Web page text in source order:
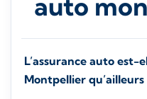
L’assurance auto est-
Montpellier qu’ailleurs